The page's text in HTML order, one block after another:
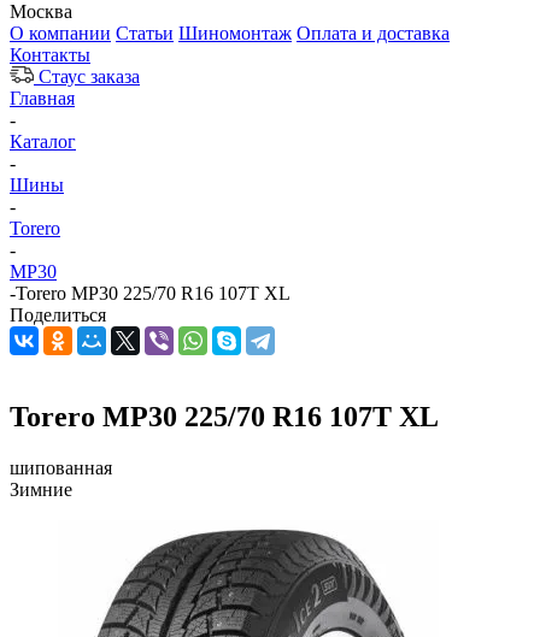
Москва
О компании Статьи Шиномонтаж Оплата и доставка
Контакты
Стаус заказа
Главная
-
Каталог
-
Шины
-
Torero
-
MP30
-Torero MP30 225/70 R16 107T XL
Поделиться
Torero MP30 225/70 R16 107T XL
шипованная
Зимние